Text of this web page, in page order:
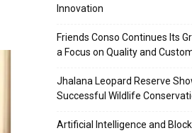
Innovation
Friends Conso Continues Its
a Focus on Quality and
Jhalana Leopard Reserve
Successful Wildlife
Artificial Intelligence and